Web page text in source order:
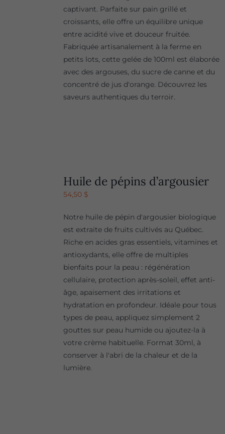
captivant. Parfaite sur pain grillé et
croissants, elle offre un équilibre unique
entre acidité vive et douceur fruitée.
Fabriquée artisanalement à la ferme en
petits lots, cette gelée de 100ml est élaborée
avec des argouses, du sucre de canne et du
concentré de jus d'orange. Découvrez les
saveurs authentiques du terroir.
Huile de pépins d’argousier
54,50 $
Notre huile de pépin d'argousier biologique
est extraite de fruits cultivés au Québec.
Riche en acides gras essentiels, vitamines et
antioxydants, elle offre de multiples
bienfaits pour la peau : régénération
cellulaire, protection après-soleil, effet anti-
âge, apaisement des irritations et
hydratation en profondeur. Idéale pour tous
types de peau, appliquez simplement 2
gouttes sur peau humide ou ajoutez-la à
votre crème habituelle. Format 30ml, à
conserver à l'abri de la chaleur et de la
lumière.